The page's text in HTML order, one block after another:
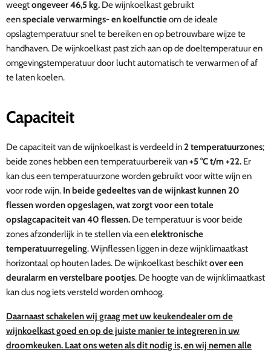
weegtongeveer 46,5 kg. De wijnkoelkast gebruikt
eenspecialeverwarmings- en koelfunctieom de ideale
opslagtemperatuur snel te bereiken en op betrouwbare wijze te
handhaven. De wijnkoelkast past zich aan op de doeltemperatuur en
omgevingstemperatuur door lucht automatisch te verwarmen of af
te laten koelen.
Capaciteit
De capaciteit van de wijnkoelkast is verdeeld in2 temperatuurzones;
beide zones hebben een temperatuurbereik van+5 °C t/m +22. Er
kan dus een temperatuurzone worden gebruikt voor witte wijn en
voor rode wijn. In beide gedeeltes van de wijnkast kunnen 20
flessen worden opgeslagen, wat zorgt voor een totale
opslagcapaciteit van 40 flessen. De temperatuur is voor beide
zones afzonderlijk in te stellen via eenelektronische
temperatuurregeling. Wijnflessen liggen in deze wijnklimaatkast
horizontaal op houten lades. De wijnkoelkast beschiktover een
deuralarm en verstelbare pootjes. De hoogte van de wijnklimaatkast
kan dus nog iets versteld worden omhoog.
Daarnaast schakelen wij graag met uw keukendealer om de
wijnkoelkast goed en op de juiste manier te integreren in uw
droomkeuken. Laat ons weten als dit nodig is, en wij nemen alle